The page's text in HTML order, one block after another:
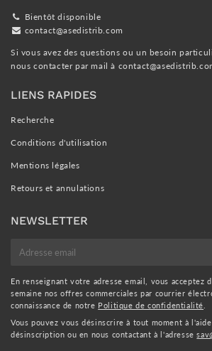
Bientôt disponible
contact@asedistrib.com
Si vous avez des questions ou un besoin
nous contacter par mail à
LIENS RAPIDES
Recherche
Conditions d'utilisation
Mentions légales
Retours et annulations
NEWSLETTER
mail
En renseignant votre adresse email, vous acceptez
semaine nos offres commerciales par courrier
connaissance de notre Politique de confidentialité
Vous pouvez vous désinscrire à tout moment à
désinscription ou en nous contactant à l'adresse